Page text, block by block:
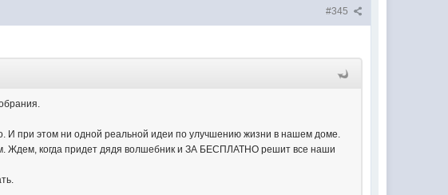
#345
И при этом ни одной реальной идеи по улучшению жизни в нашем доме.
Ждем, когда придет дядя волшебник и ЗА БЕСПЛАТНО решит все наши